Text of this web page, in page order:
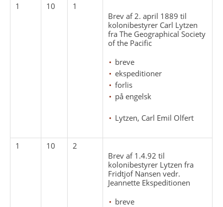
1 10
1
Brev af 2. april 1889 til
kolonibestyrer Carl Lytzen
fra The Geographical Society
of the Pacific
breve
ekspeditioner
forlis
på engelsk
Lytzen, Carl Emil Olfert
1 10
2
Brev af 1.4.92 til
kolonibestyrer Lytzen fra
Fridtjof Nansen vedr.
Jeannette Ekspeditionen
breve